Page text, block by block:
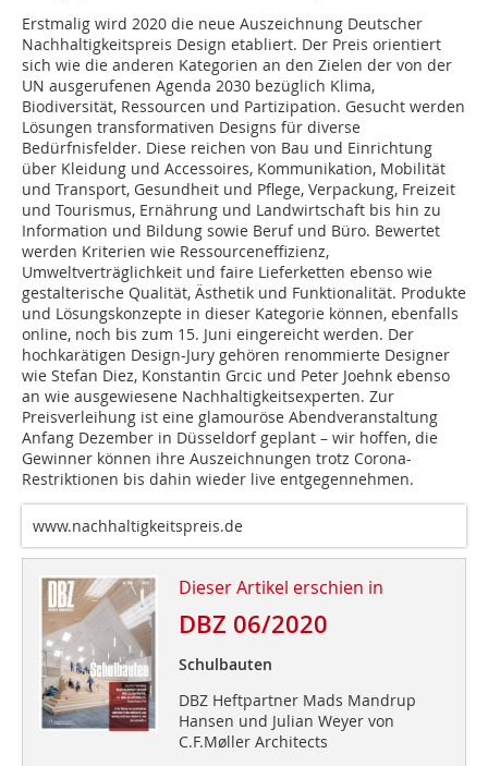
Erstmalig wird 2020 die neue Auszeichnung Deutscher
Nachhaltigkeitspreis Design etabliert. Der Preis orientiert
sich wie die anderen Kategorien an den Zielen der von der
UN ausgerufenen Agenda 2030 bezüglich Klima,
Biodiversität, Ressourcen und Partizipation. Gesucht werden
Lösungen transformativen Designs für diverse
Bedürfnisfelder. Diese reichen von Bau und Einrichtung
über Kleidung und Accessoires, Kommunikation, Mobilität
und Transport, Gesundheit und Pflege, Verpackung, Freizeit
und Tourismus, Ernährung und Landwirtschaft bis hin zu
Information und Bildung sowie Beruf und Büro. Bewertet
werden Kriterien wie Ressourceneffizienz,
Umweltverträglichkeit und faire Lieferketten ebenso wie
gestalterische Qualität, Ästhetik und Funktionalität. Produkte
und Lösungskonzepte in dieser Kategorie können, ebenfalls
online, noch bis zum 15. Juni eingereicht werden. Der
hochkarätigen ­Design-Jury gehören renommierte Designer
wie Stefan Diez, Konstantin Grcic und Peter Joehnk ebenso
an wie ausgewiesene Nachhaltigkeits­experten. Zur
Preisverleihung ist eine glamouröse Abendveranstaltung
Anfang Dezember in Düsseldorf geplant – wir hoffen, die
Gewinner können ihre Auszeichnungen trotz Corona-
Restriktionen bis dahin wieder live entgegennehmen.
www.nachhaltigkeitspreis.de
Dieser Artikel erschien in
DBZ 06/2020
Schulbauten
DBZ Heftpartner Mads Mandrup
Hansen und Julian Weyer von
C.F.Møller Architects